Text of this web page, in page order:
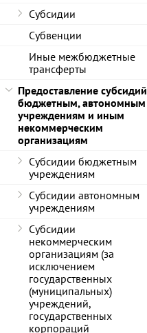
Субсидии
Субвенции
Иные межбюджетные
трансферты
Предоставление субсидий
бюджетным, автономным
учреждениям и иным
некоммерческим
организациям
Субсидии бюджетным
учреждениям
Субсидии автономным
учреждениям
Субсидии
некоммерческим
организациям (за
исключением
государственных
(муниципальных)
учреждений,
государственных
корпораций